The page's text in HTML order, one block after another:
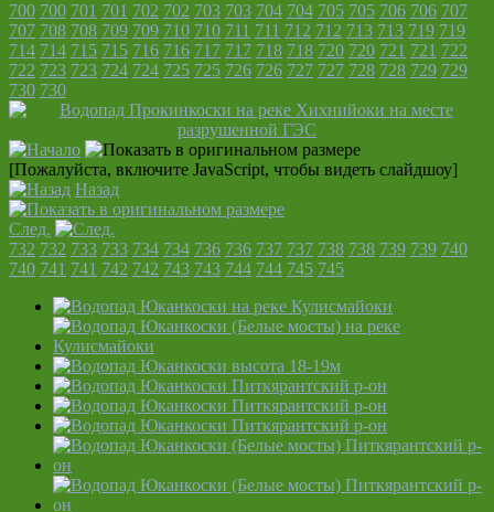
700 700 701 701 702 702 703 703 704 704 705 705 706 706 707
707 708 708 709 709 710 710 711 711 712 712 713 713 719 719
714 714 715 715 716 716 717 717 718 718 720 720 721 721 722
722 723 723 724 724 725 725 726 726 727 727 728 728 729 729
730 730
[Пожалуйста, включите JavaScript, чтобы видеть слайдшоу]
Назад
След.
732 732 733 733 734 734 736 736 737 737 738 738 739 739 740
740 741 741 742 742 743 743 744 744 745 745